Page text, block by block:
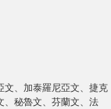
文、加泰羅尼亞文、捷克
、秘魯文、芬蘭文、法